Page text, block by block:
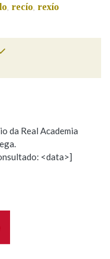
, recío, rexío
palabra
da Real Academia
<data>]